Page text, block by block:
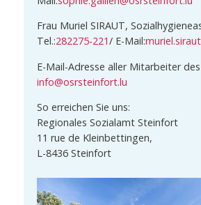
Frau Muriel SIRAUT,
Tel.:282275-221/ E-Mail:
E-Mail-Adresse aller Mitarbeiter
info@osrsteinfort.lu
So erreichen Sie uns:
Regionales Sozialamt Steinfort
11 rue de Kleinbettingen,
L-8436 Steinfort